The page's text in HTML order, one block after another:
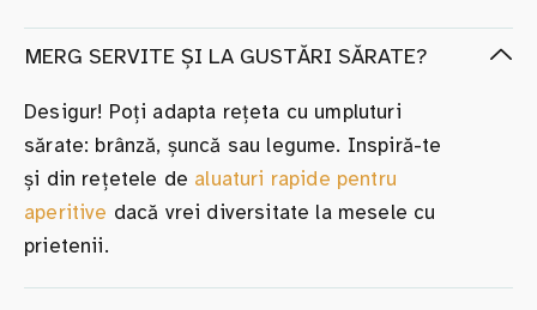
MERG SERVITE ȘI LA GUSTĂRI SĂRATE?
Desigur! Poți adapta rețeta cu umpluturi
sărate: brânză, șuncă sau legume. Inspiră-te
și din rețetele de aluaturi rapide pentru
aperitive dacă vrei diversitate la mesele cu
prietenii.